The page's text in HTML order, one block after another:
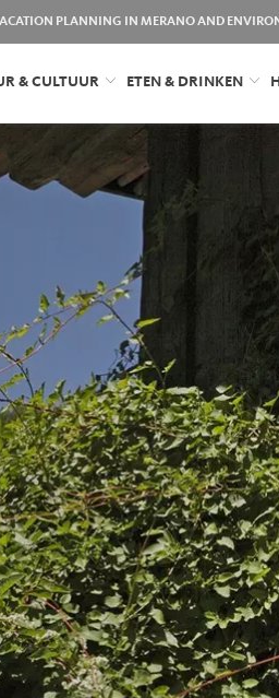
PLANNING IN MERANO AND
& CULTUUR ETEN & DRINKEN